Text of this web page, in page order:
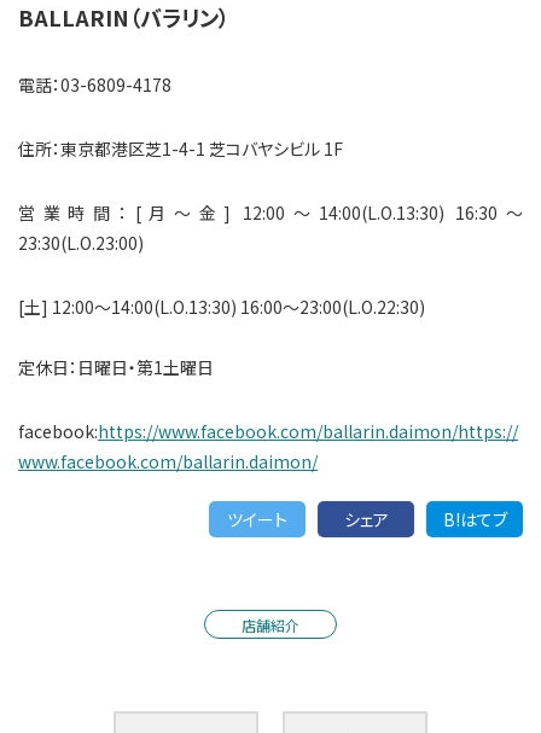
BALLARIN（バラリン）
電話：03-6809-4178
住所：東京都港区芝1-4-1 芝コバヤシビル 1F
営業時間：[月～金] 12:00～14:00(L.O.13:30) 16:30～
23:30(L.O.23:00)
[土] 12:00～14:00(L.O.13:30) 16:00～23:00(L.O.22:30)
定休日：日曜日・第1土曜日
facebook:https://www.facebook.com/ballarin.daimon/https://
www.facebook.com/ballarin.daimon/
ツイート シェア B!はてブ
店舗紹介